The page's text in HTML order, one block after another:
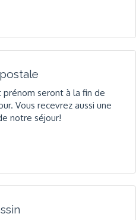
seront à la fin de
Vous recevrez aussi une
notre séjour!